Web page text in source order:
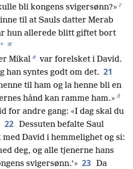
bli kongens svigersønn?» z
til at Sauls datter Merab
hun allerede blitt giftet bort
* æ
Mikal ø var forelsket i David.
han syntes godt om det. 21
til ham og la henne bli en
hånd kan ramme ham.» å
for andre gang: «I dag skal du
22 Dessuten befalte Saul
David i hemmelighet og si:
deg, og alle tjenerne hans
svigersønn.’» 23 Da